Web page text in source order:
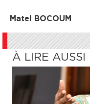
Matel BOCOUM
À LIRE AUSSI